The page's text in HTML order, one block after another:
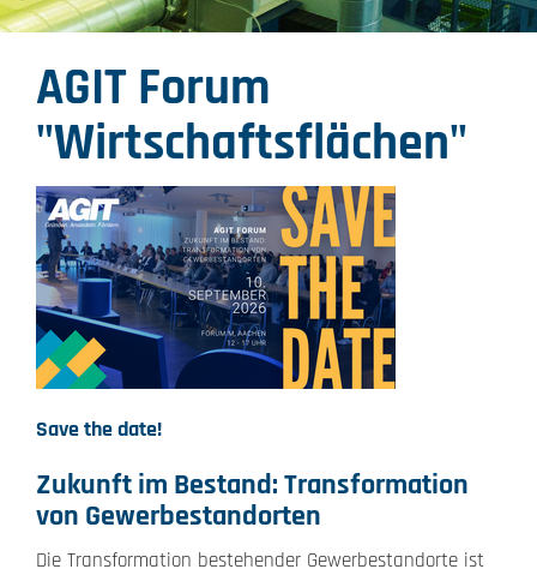
AGIT Forum
"Wirtschaftsflächen"
Save the date!
Zukunft im Bestand: Transformation
von Gewerbestandorten
Die Transformation bestehender Gewerbestandorte ist